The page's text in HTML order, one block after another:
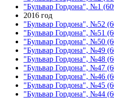
"Бульвар Гордона", №1
2016 год
"Бульвар Гордона", №52
"Бульвар Гордона", №51
"Бульвар Гордона", №50
"Бульвар Гордона", №49
"Бульвар Гордона", №48
"Бульвар Гордона", №47
"Бульвар Гордона", №46
"Бульвар Гордона", №45
"Бульвар Гордона", №44